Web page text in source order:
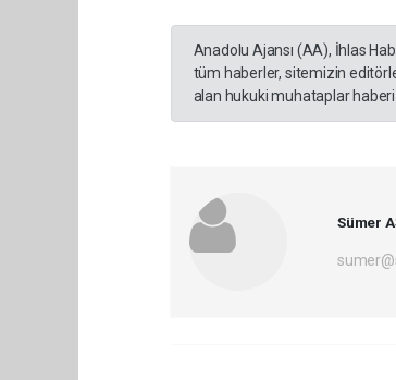
Anadolu Ajansı (AA), İhlas
tüm haberler, sitemizin
alan hukuki muhataplar
Sümer